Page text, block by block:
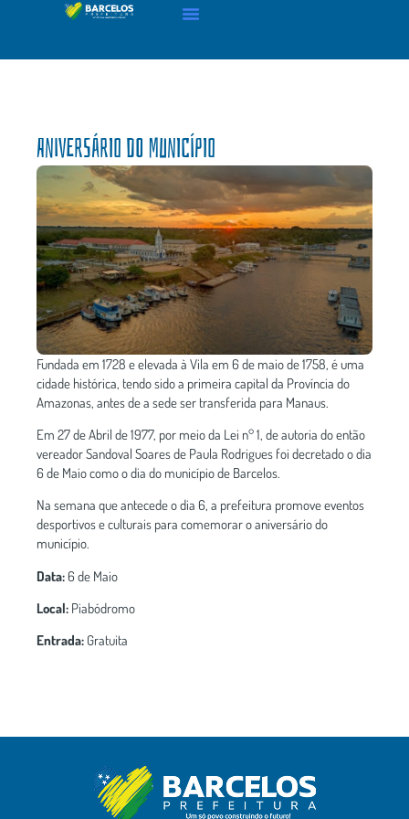
Aniversário do município
Fundada em 1728 e elevada à Vila em 6 de maio de 1758, é uma
cidade histórica, tendo sido a primeira capital da Província do
Amazonas, antes de a sede ser transferida para Manaus.
Em 27 de Abril de 1977, por meio da Lei n° 1, de autoria do então
vereador Sandoval Soares de Paula Rodrigues foi decretado o dia
6 de Maio como o dia do município de Barcelos.
Na semana que antecede o dia 6, a prefeitura promove eventos
desportivos e culturais para comemorar o aniversário do
município.
Data:6 de Maio
Local: Piabódromo
Entrada: Gratuita